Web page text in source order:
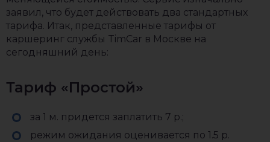
заявил, что будет действовать два стандартных
тарифа. Итак, представленные тарифы от
каршеринг службы TimCar в Москве на
сегодняшний день:
Тариф «Простой»
за 1 м. придется заплатить 7 р.;
режим ожидания оценивается по 1.5 р.